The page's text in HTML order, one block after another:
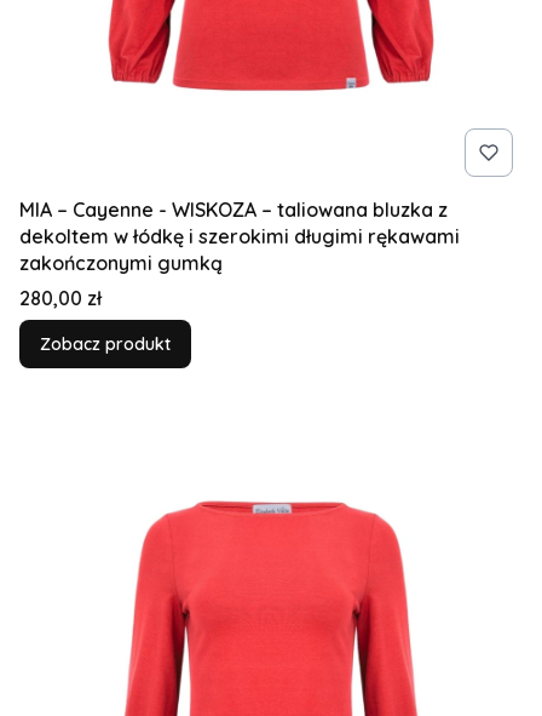
MIA – Cayenne - WISKOZA – taliowana bluzka z
dekoltem w łódkę i szerokimi długimi rękawami
zakończonymi gumką
Cena
280,00 zł
Zobacz produkt